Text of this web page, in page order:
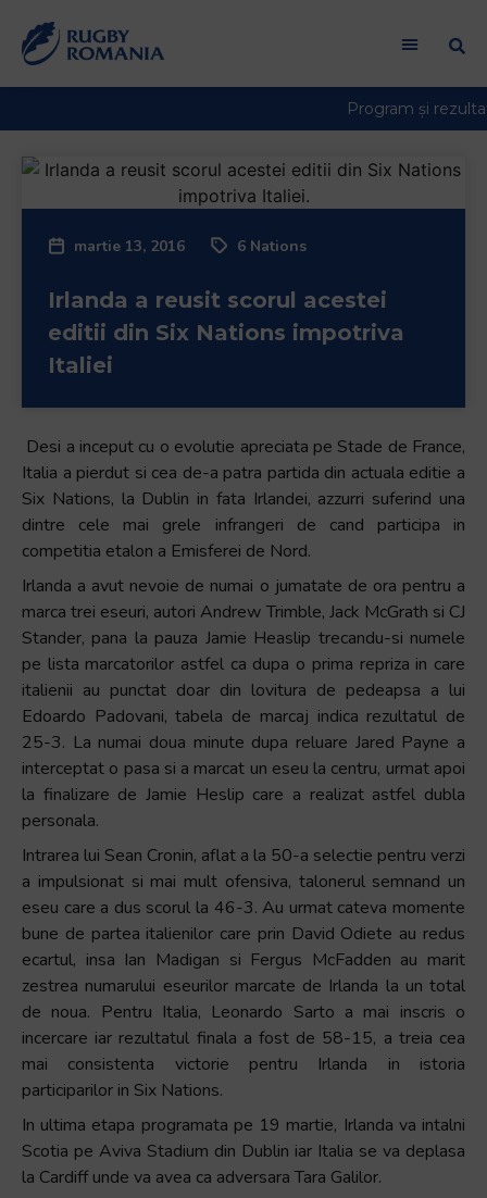
martie 13, 2016 6 Nations
Irlanda a reusit scorul acestei
editii din Six Nations impotriva
Italiei
Desi a inceput cu o evolutie apreciata pe Stade de France,
Italia a pierdut si cea de-a patra partida din actuala editie a
Six Nations, la Dublin in fata Irlandei, azzurri suferind una
dintre cele mai grele infrangeri de cand participa in
competitia etalon a Emisferei de Nord.
Irlanda a avut nevoie de numai o jumatate de ora pentru a
marca trei eseuri, autori Andrew Trimble, Jack McGrath si CJ
Stander, pana la pauza Jamie Heaslip trecandu-si numele
pe lista marcatorilor astfel ca dupa o prima repriza in care
italienii au punctat doar din lovitura de pedeapsa a lui
Edoardo Padovani, tabela de marcaj indica rezultatul de
25-3. La numai doua minute dupa reluare Jared Payne a
interceptat o pasa si a marcat un eseu la centru, urmat apoi
la finalizare de Jamie Heslip care a realizat astfel dubla
personala.
Intrarea lui Sean Cronin, aflat a la 50-a selectie pentru verzi
a impulsionat si mai mult ofensiva, talonerul semnand un
eseu care a dus scorul la 46-3. Au urmat cateva momente
bune de partea italienilor care prin David Odiete au redus
ecartul, insa Ian Madigan si Fergus McFadden au marit
zestrea numarului eseurilor marcate de Irlanda la un total
de noua. Pentru Italia, Leonardo Sarto a mai inscris o
incercare iar rezultatul finala a fost de 58-15, a treia cea
mai consistenta victorie pentru Irlanda in istoria
participarilor in Six Nations.
In ultima etapa programata pe 19 martie, Irlanda va intalni
Scotia pe Aviva Stadium din Dublin iar Italia se va deplasa
la Cardiff unde va avea ca adversara Tara Galilor.